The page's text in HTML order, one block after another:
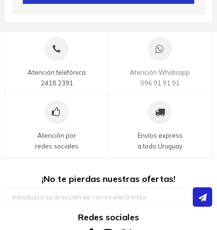
Atención telefónica
2418 2391
Atención Whatsapp
096 91 91 91
Atención por
redes sociales
Envíos express
a todo Uruguay
¡No te pierdas nuestras ofertas!
Redes sociales